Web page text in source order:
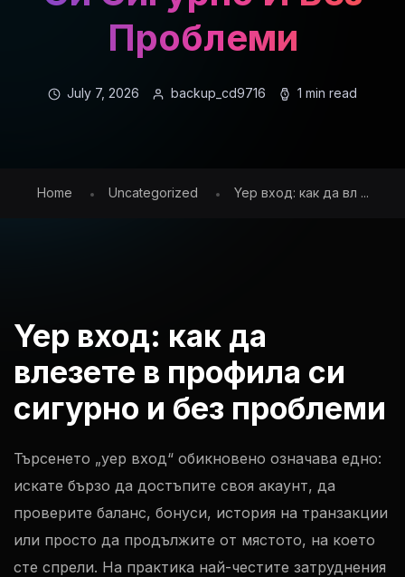
Проблеми
July 7, 2026 backup_cd9716 1 min read
Home Uncategorized Yep вход: как да вл ...
Yep вход: как да
влезете в профила си
сигурно и без проблеми
Търсенето „yep вход“ обикновено означава едно:
искате бързо да достъпите своя акаунт, да
проверите баланс, бонуси, история на транзакции
или просто да продължите от мястото, на което
сте спрели. На практика най-честите затруднения